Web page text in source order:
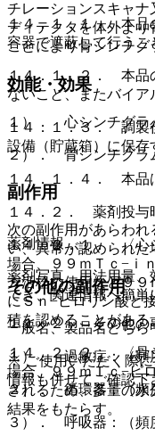
１４．１．１． 本品
容器で遮蔽して行うこ
１４．１．２． 本品
ないこと、またバイア
１４．１．３． 調製
設備（貯蔵箱）に保存
１４．１．４． 本品
１４．２． 薬剤投与
１４．２．１． 〈心
場合、９９ｍＴｃ−ｉ
方活栓の使用など９
にＳｎ−ピロリン酸と
積を認めることがある
１４．２．２． 〈骨
場合、９９ｍＴｃ−ピ
されるため、多量の
結果をもたらす。
チレーションスキャナ
ディテクタを体外よ
ことにより骨シンチグ
効能・効果
１）． 心シンチグラ
２）． 骨シンチグラ
副作用
次の副作用があらわ
い、異常が認められた
その他の副作用
１１．２． その他の
１）． 過敏症：（頻
２）． 循環器：（頻
３）． 呼吸器：（頻
薬剤情報
薬剤写真、用法用量
でき、関連情報へ簡
一般名、製品名どちら
※ ご使用いただく際
情報も併せてご確認下